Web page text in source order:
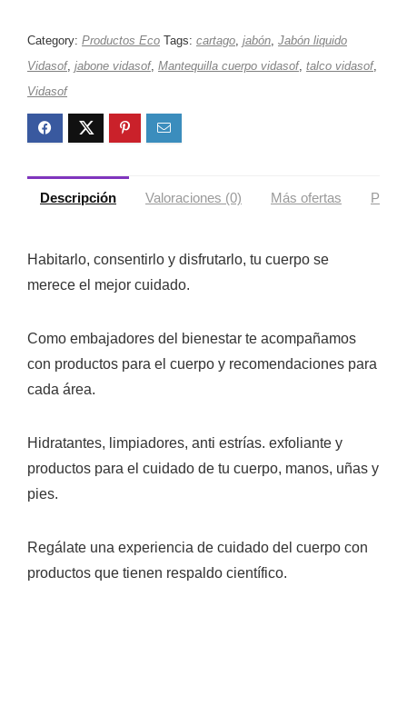
Category: Productos Eco Tags: cartago, jabón, Jabón liquido
Vidasof, jabone vidasof, Mantequilla cuerpo vidasof, talco vidasof,
Vidasof
Descripción Valoraciones (0) Más ofertas
Habitarlo, consentirlo y disfrutarlo, tu cuerpo se
merece el mejor cuidado.
Como embajadores del bienestar te acompañamos
con productos para el cuerpo y recomendaciones para
cada área.
Hidratantes, limpiadores, anti estrías. exfoliante y
productos para el cuidado de tu cuerpo, manos, uñas y
pies.
Regálate una experiencia de cuidado del cuerpo con
productos que tienen respaldo científico.